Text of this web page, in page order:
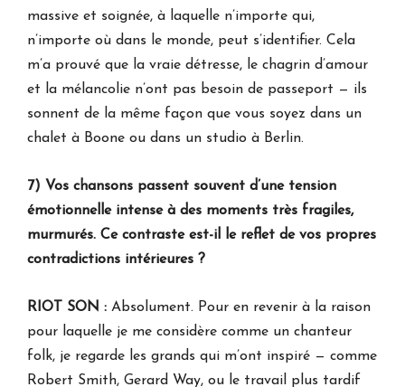
massive et soignée, à laquelle n’importe qui,
n’importe où dans le monde, peut s’identifier. Cela
m’a prouvé que la vraie détresse, le chagrin d’amour
et la mélancolie n’ont pas besoin de passeport — ils
sonnent de la même façon que vous soyez dans un
chalet à Boone ou dans un studio à Berlin.
7) Vos chansons passent souvent d’une tension
émotionnelle intense à des moments très fragiles,
murmurés. Ce contraste est-il le reflet de vos propres
contradictions intérieures ?
RIOT SON : Absolument. Pour en revenir à la raison
pour laquelle je me considère comme un chanteur
folk, je regarde les grands qui m’ont inspiré — comme
Robert Smith, Gerard Way, ou le travail plus tardif